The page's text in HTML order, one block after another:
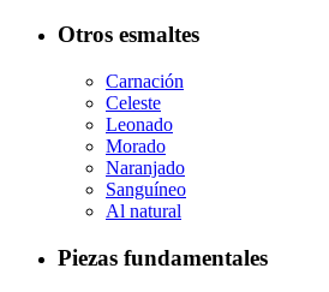
Otros esmaltes
Carnación
Celeste
Leonado
Morado
Naranjado
Sanguíneo
Al natural
Piezas fundamentales